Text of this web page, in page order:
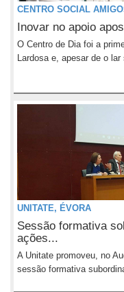
CENTRO SOCIAL
Inovar no apoio
O Centro de Dia foi a
Lardosa e, apesar de o lar
UNITATE, ÉVORA
Sessão formativa
ações...
A Unitate promoveu, no
sessão formativa